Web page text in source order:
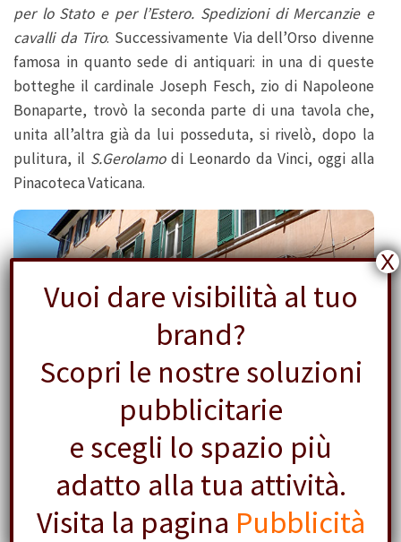
per lo Stato e per l’Estero. Spedizioni di Mercanzie e
cavalli da Tiro. Successivamente Via dell’Orso divenne
famosa in quanto sede di antiquari: in una di queste
botteghe il cardinale Joseph Fesch, zio di Napoleone
Bonaparte, trovò la seconda parte di una tavola che,
unita all’altra già da lui posseduta, si rivelò, dopo la
pulitura, il S.Gerolamodi Leonardo da Vinci, oggi alla
Pinacoteca Vaticana.
4 Palazzo di Antonio Massimo
Vuoi dare visibilità al tuo
brand?
Scopri le nostre soluzioni
pubblicitarie
e scegli lo spazio più
adatto alla tua attività.
Visita la pagina Pubblicità
X